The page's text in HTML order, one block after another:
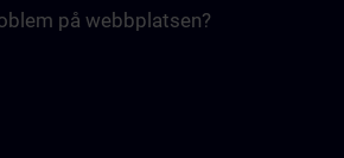
på webbplatsen?